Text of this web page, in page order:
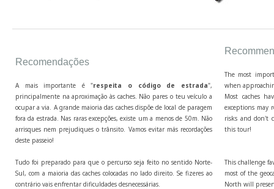
Recomendações
A mais importante é "respeita o código de estrada",
principalmente na aproximação às caches. Não pares o teu veículo a
ocupar a via. A grande maioria das caches dispõe de local de paragem
fora da estrada. Nas raras excepções, existe um a menos de 50m. Não
arrisques nem prejudiques o trânsito. Vamos evitar más recordações
deste passeio!
Tudo foi preparado para que o percurso seja feito no sentido Norte-
Sul, com a maioria das caches colocadas no lado direito. Se fizeres ao
contrário vais enfrentar dificuldades desnecessárias.
The most
when
Most caches
exceptions
risks and don't
this tour!
This challenge
most of the
North will